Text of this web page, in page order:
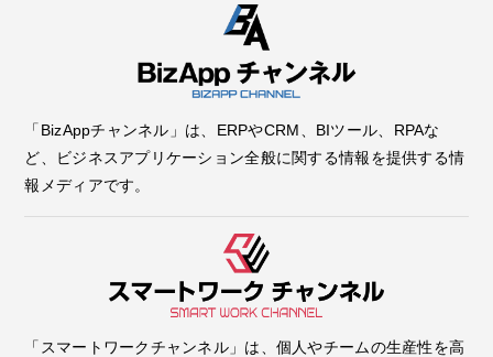
「BizAppチャンネル」は、ERPやCRM、BIツール、RPAな
ど、ビジネスアプリケーション全般に関する情報を提供する情
報メディアです。
「スマートワークチャンネル」は、個人やチームの生産性を高